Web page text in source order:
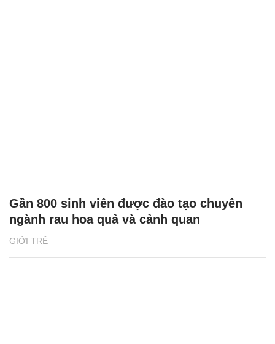
GIỚI TRẺ
Gần 800 sinh viên được đào tạo chuyên
ngành rau hoa quả và cảnh quan